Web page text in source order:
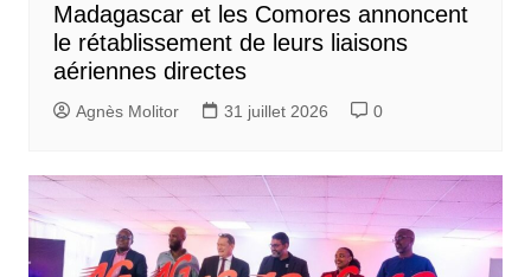
Madagascar et les Comores annoncent
le rétablissement de leurs liaisons
aériennes directes
Agnès Molitor 31 juillet 2026 0